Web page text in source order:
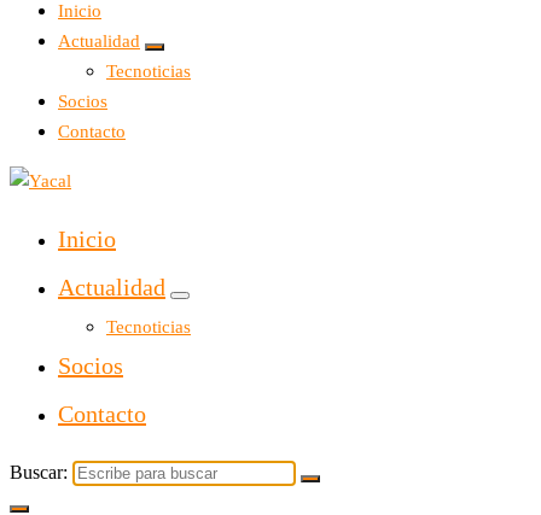
Inicio
Actualidad
Tecnoticias
Socios
Contacto
Yacal micro hosting
Inicio
Actualidad
Tecnoticias
Socios
Contacto
Buscar: